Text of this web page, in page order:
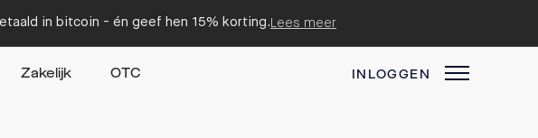
in bitcoin - én geef hen 15% korting. Lees meer
Zakelijk OTC INLOGGEN